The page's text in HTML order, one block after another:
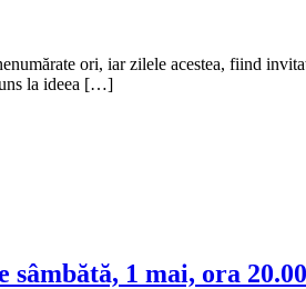
ori, iar zilele acestea, fiind
la ideea […]
1 mai, ora 20.00